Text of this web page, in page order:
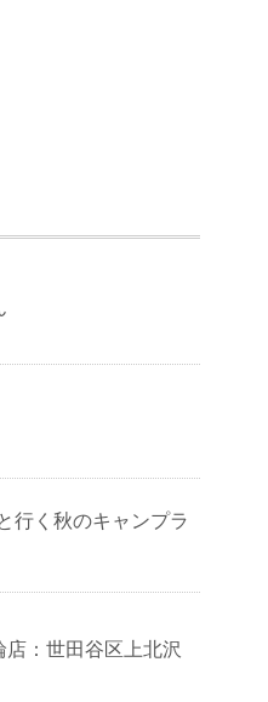
行く秋のキャンプラ
店：世田谷区上北沢